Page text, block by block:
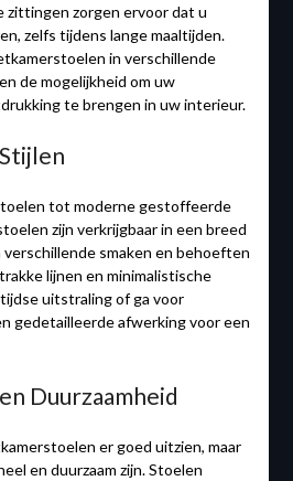
zittingen zorgen ervoor dat u
zelfs tijdens lange maaltijden.
in verschillende
de mogelijkheid om uw
te brengen in uw interieur.
tot moderne gestoffeerde
zijn verkrijgbaar in een breed
verschillende smaken en behoeften
lijnen en minimalistische
uitstraling of ga voor
gedetailleerde afwerking voor een
Duurzaamheid
er goed uitzien, maar
en duurzaam zijn. Stoelen